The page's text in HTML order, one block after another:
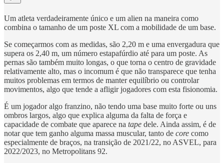
Um atleta verdadeiramente único e um alien na maneira como
combina o tamanho de um poste XL com a mobilidade de um base.
Se começarmos com as medidas, são 2,20 m e uma envergadura que
supera os 2,40 m, um número estapafúrdio até para um poste. As
pernas são também muito longas, o que torna o centro de gravidade
relativamente alto, mas o incomum é que não transparece que tenha
muitos problemas em termos de manter equilíbrio ou controlar
movimentos, algo que tende a afligir jogadores com esta fisionomia.
É um jogador algo franzino, não tendo uma base muito forte ou uns
ombros largos, algo que explica alguma da falta de força e
capacidade de combate que aparece na tape dele. Ainda assim, é de
notar que tem ganho alguma massa muscular, tanto de core como
especialmente de braços, na transição de 2021/22, no ASVEL, para
2022/2023, no Metropolitans 92.